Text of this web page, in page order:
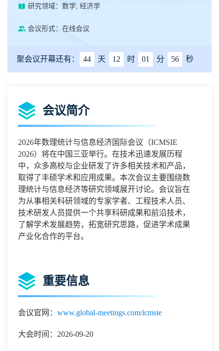
研究领域：数学; 经济学
会议形式：在线会议
聚会议开幕还有： 44 天 12 时 01 分 56 秒
会议简介
2026年数理统计与信息经济国际会议 （ICMSIE
2026）将在中国三亚举行。在技术迅速发展历程
中，众多高校与企业研发了许多相关技术和产品，
取得了丰硕学术和应用成果。本次会议主要围绕数
理统计与信息经济等研究领域展开讨论。会议旨在
为从事相关科研领域的专家学者、工程技术人员、
技术研发人员提供一个共享科研成果和前沿技术，
了解学术发展趋势，拓宽研究思路，促进学术成果
产业化合作的平台。
重要信息
会议官网： www.global-meetings.com/icmsie
大会时间：2026-09-20